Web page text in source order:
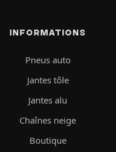
INFORMATIONS
Pneus auto
Jantes tôle
Jantes alu
Chaînes neige
Boutique